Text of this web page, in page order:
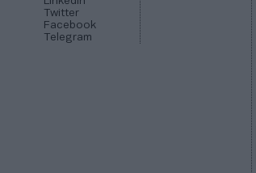
Twitter
Facebook
Telegram